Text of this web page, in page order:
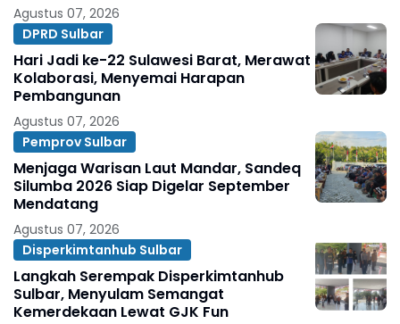
Agustus 07, 2026
DPRD Sulbar
Hari Jadi ke-22 Sulawesi Barat, Merawat
Kolaborasi, Menyemai Harapan
Pembangunan
Agustus 07, 2026
Pemprov Sulbar
Menjaga Warisan Laut Mandar, Sandeq
Silumba 2026 Siap Digelar September
Mendatang
Agustus 07, 2026
Disperkimtanhub Sulbar
Langkah Serempak Disperkimtanhub
Sulbar, Menyulam Semangat
Kemerdekaan Lewat GJK Fun